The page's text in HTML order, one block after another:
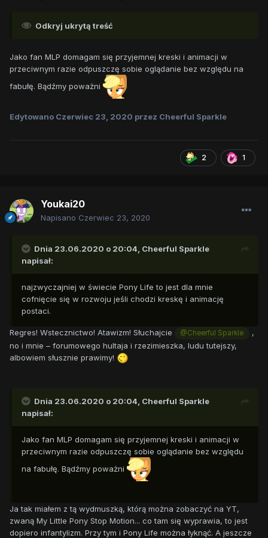
Odkryj ukrytą treść
Jako fan MLP domagam się przyjemnej kreski i animacji w
przeciwnym razie odpuszczę sobie oglądanie bez względu na
fabułę. Bądźmy poważni
Edytowano Czerwiec 23, 2020 przez Cheerful Sparkle
2 1
Youkai20
Napisano Czerwiec 23, 2020
Dnia 23.06.2020 o 20:04, Cheerful Sparkle
napisał:
najzwyczajniej w świecie Pony Life to jest dla mnie
cofnięcie się w rozwoju jeśli chodzi kreskę i animację
postaci.
Regres! Wstecznictwo! Atawizm! Słuchajcie @Cheerful Sparkle
,
no i mnie – forumowego hultaja i rzezimieszka, ludu tutejszy,
albowiem słusznie prawimy!
Dnia 23.06.2020 o 20:04, Cheerful Sparkle
napisał:
Jako fan MLP domagam się przyjemnej kreski i animacji w
przeciwnym razie odpuszczę sobie oglądanie bez względu
na fabułę. Bądźmy poważni
Ja tak miałem z tą wydmuszką, którą można zobaczyć na YT,
zwaną My Little Pony Stop Motion... co tam się wyprawia, to jest
dopiero infantylizm. Przy tym i Pony Life można łyknąć. A jeszcze